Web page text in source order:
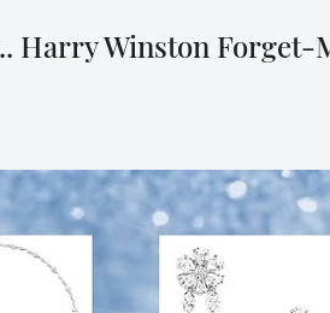
Winston Forget-